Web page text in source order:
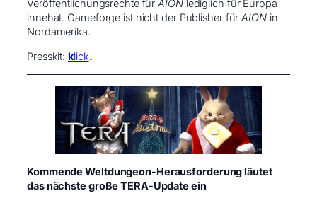
Veröffentlichungsrechte fürAIONlediglich für Europa
innehat. Gameforge ist nicht der Publisher fürAION in
Nordamerika.
Presskit: klick.
Kommende Weltdungeon-Herausforderung läutet
das nächste große TERA-Update ein